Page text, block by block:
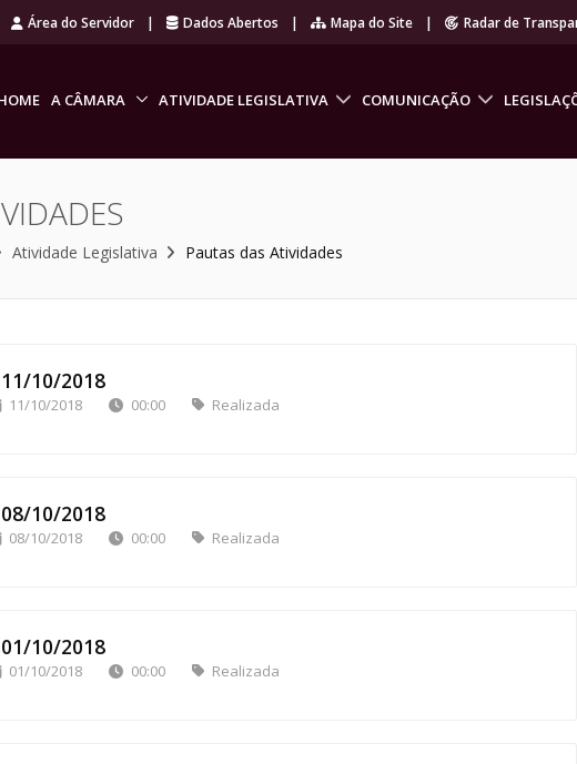
Área do Servidor | Dados Abertos | Mapa do Site | Radar de
A CÂMARA ATIVIDADE LEGISLATIVA COMUNICAÇÃO
Atividade Legislativa Pautas das Atividades
10/2018
11/10/2018 00:00 Realizada
10/2018
08/10/2018 00:00 Realizada
10/2018
01/10/2018 00:00 Realizada